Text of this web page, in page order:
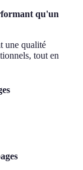
qu'un
une qualité
tout en